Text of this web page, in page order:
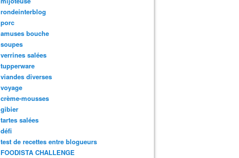
rondeinterblog
porc
amuses bouche
soupes
verrines salées
tupperware
viandes diverses
voyage
crème-mousses
gibier
tartes salées
défi
test de recettes entre blogueurs
FOODISTA CHALLENGE